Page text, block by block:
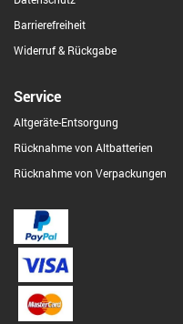
Barrierefreiheit
Widerruf & Rückgabe
Service
Altgeräte-Entsorgung
Rücknahme von Altbatterien
Rücknahme von Verpackungen